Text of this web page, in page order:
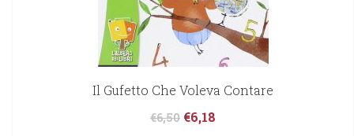
Il Gufetto Che Voleva Contare
€6,50 €6,18